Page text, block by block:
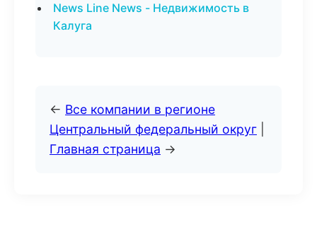
News Line News - Недвижимость в
Калуга
← Все компании в регионе
Центральный федеральный округ
Главная страница →